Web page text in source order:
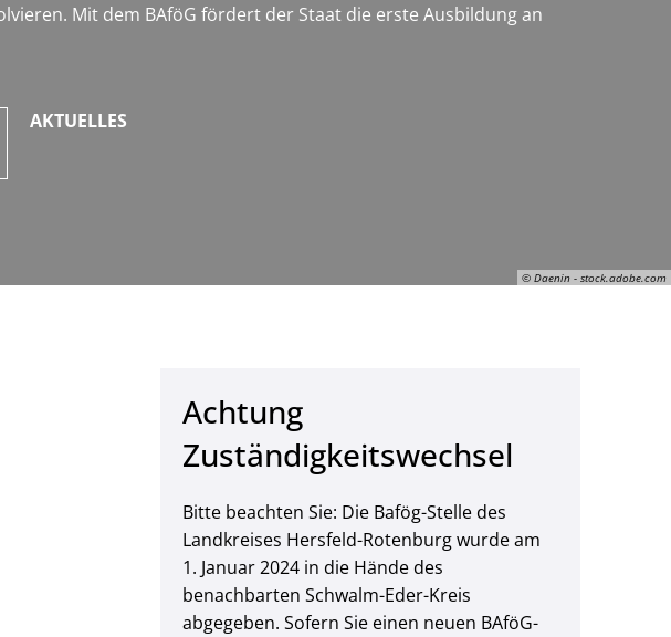
© Daenin - stock.adobe.com
Mit dem BAföG fördert der Staat die erste Ausbildung an
AKTUELLES
Achtung
Zuständigkeitswechsel
Bitte beachten Sie: Die Bafög-Stelle des
Landkreises Hersfeld-Rotenburg wurde am
1. Januar 2024 in die Hände des
benachbarten Schwalm-Eder-Kreis
abgegeben. Sofern Sie einen neuen BAföG-